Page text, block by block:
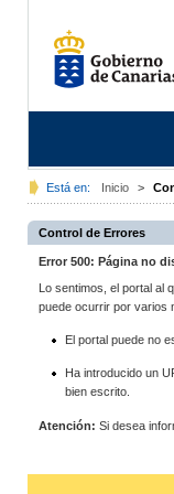
Está en: Inicio >
Control de Errores
Error 500: Página no
Lo sentimos, el portal al
puede ocurrir por varios
El portal puede no
Ha introducido un
bien escrito.
Atención: Si desea